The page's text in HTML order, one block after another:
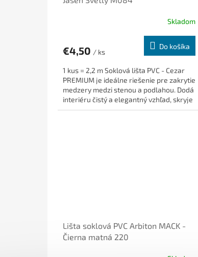
Skladom
€4,50 / ks
Do košíka
1 kus = 2,2 m Soklová lišta PVC - Cezar
PREMIUM je ideálne riešenie pre zakrytie
medzery medzi stenou a podlahou. Dodá
interiéru čistý a elegantný vzhľad, skryje
káble a je...
Lišta soklová PVC Arbiton MACK -
Čierna matná 220